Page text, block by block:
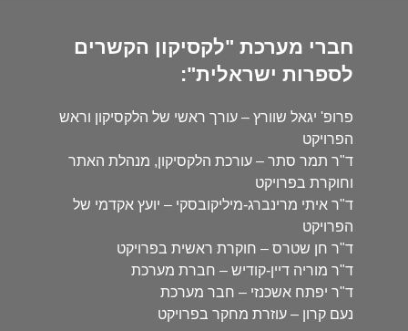
חברי מערכת "לקסיקון הקשרים
לספרות ישראלית":
פרופ' יגאל שוורץ – עורך ראשי של הלקסיקון וראש
הפרויקט
ד"ר תמר סתר – עורכת הלקסיקון, מנהלת האתר
וחוקרת בפרויקט
ד"ר איתי מרינברג-מיליקובסקי – יועץ אקדמי של
הפרויקט
ד"ר חן שטרס – חוקרת ראשית בפרויקט
ד"ר מוריה דיין-קודיש – חברת מערכת
ד"ר יפתח אשכנזי – חבר מערכת
נעם קרון – עוזרת מחקר בפרויקט